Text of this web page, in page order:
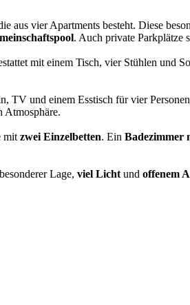
aus vier Apartments besteht. Diese
. Auch private Parkplätze
mit einem Tisch, vier Stühlen und
TV und einem Esstisch für vier
Atmosphäre.
mit zwei Einzelbetten. Ein Badezimmer
Lage, viel Licht und offenem